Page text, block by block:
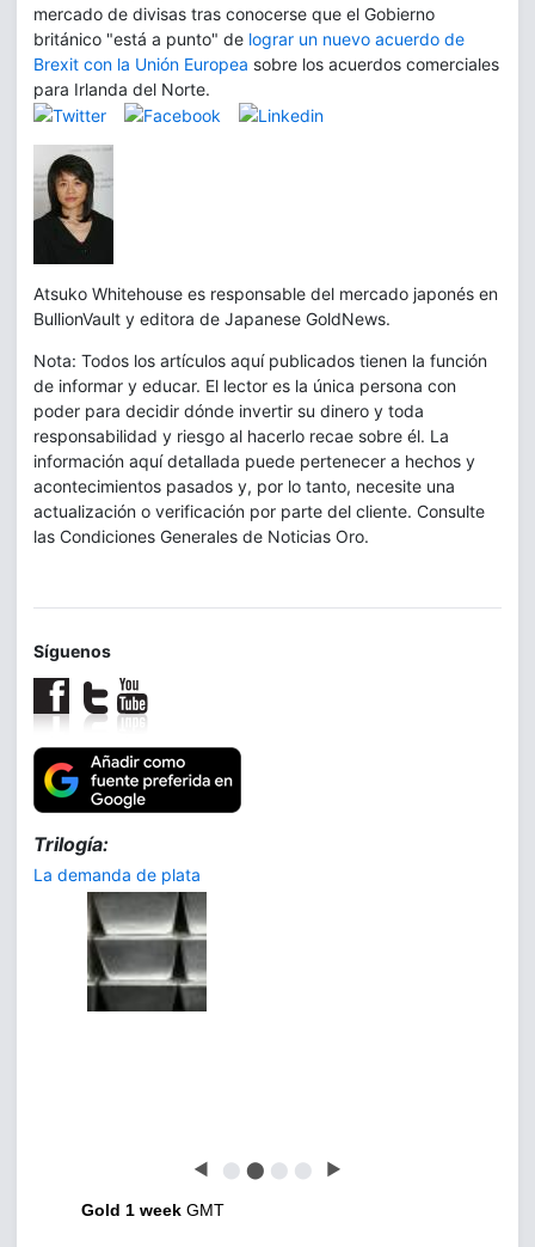
mercado de divisas tras conocerse que el Gobierno
británico "está a punto" de lograr un nuevo acuerdo de
Brexit con la Unión Europea sobre los acuerdos comerciales
para Irlanda del Norte.
Atsuko Whitehouse es responsable del mercado japonés en
BullionVault y editora de Japanese GoldNews.
Nota: Todos los artículos aquí publicados tienen la función
de informar y educar. El lector es la única persona con
poder para decidir dónde invertir su dinero y toda
responsabilidad y riesgo al hacerlo recae sobre él. La
información aquí detallada puede pertenecer a hechos y
acontecimientos pasados y, por lo tanto, necesite una
actualización o verificación por parte del cliente. Consulte
las Condiciones Generales de Noticias Oro.
Síguenos
Trilogía:
La demanda de plata
◀ ⬤ ⬤ ⬤ ⬤ ▶
Gold 1 week GMT